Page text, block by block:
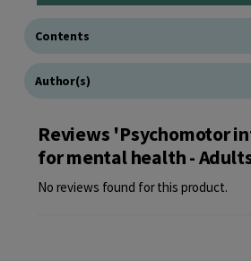
Contents
Author(s)
Reviews 'Psychomotor
for mental health -
No reviews found for this product.